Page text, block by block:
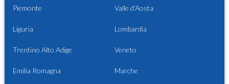
Piemonte Valle d'Aosta
Liguria Lombardia
Trentino Alto Adige Veneto
Emilia Romagna Marche